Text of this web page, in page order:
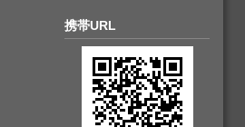
携帯URL